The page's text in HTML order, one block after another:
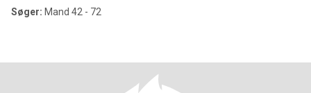
Søger: Mand 42 - 72